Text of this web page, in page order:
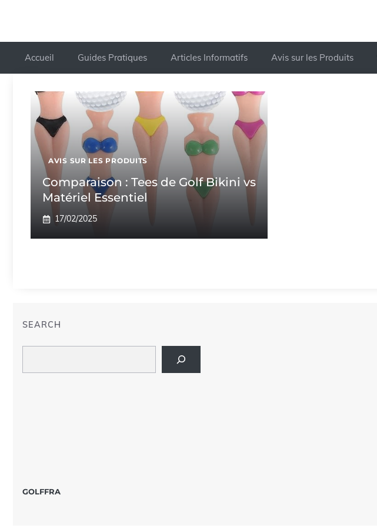
Accueil Guides Pratiques Articles Informatifs Avis sur les Produits
AVIS SUR LES PRODUITS
Comparaison : Tees de Golf Bikini vs
Matériel Essentiel
17/02/2025
SEARCH
GOLFFRA